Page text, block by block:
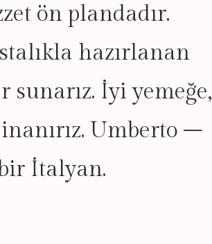
ön plandadır.
hazırlanan
İyi yemeğe,
Umberto –
İtalyan.